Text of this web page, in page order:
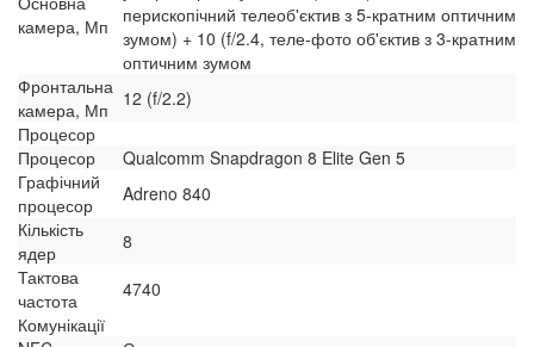
камера, Мп
перископічний телеоб'єктив з 5-кратним оптичним
зумом) + 10 (f/2.4, теле-фото об'єктив з 3-кратним
оптичним зумом
Фронтальна
камера, Мп
12 (f/2.2)
Процесор
Процесор
Qualcomm Snapdragon 8 Elite Gen 5
Графічний
процесор
Adreno 840
Кількість
ядер
8
Тактова
частота
4740
Комунікації